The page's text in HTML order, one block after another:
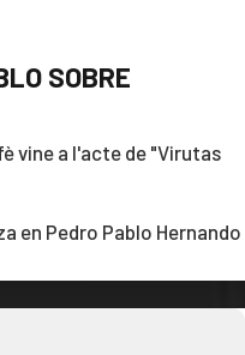
candidatura estarà
el relleu amb el
el Casino.
SOBRE
vine a l'acte de "Virutas
en Pedro Pablo Hernando